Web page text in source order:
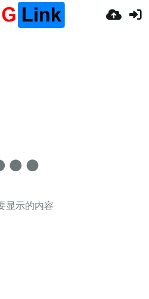
显示的内容